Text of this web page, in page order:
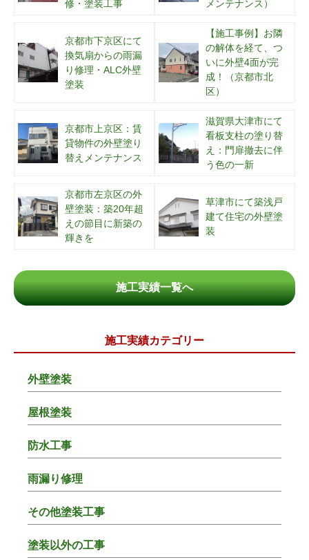
修・塗装工事 メンテナンス）
京都市下京区にて
換気扇からの雨漏
り修理・ALC外壁
塗装
【施工事例】お隣
の解体を経て、つ
いに外壁4面が完
成！（京都市北
区）
京都市上京区：賃
貸物件の外壁塗り
替えメンテナンス
滋賀県大津市にて
看板支柱の塗り替
え：門扉撤去に伴
う色の一新
京都市左京区の外
壁塗装：築20年超
えの節目に新築の
輝きを
草津市にて築浅戸
建て住宅の外壁塗
装
施工実績一覧へ
施工実績カテゴリー
外壁塗装
屋根塗装
防水工事
雨漏り修理
その他塗装工事
塗装以外の工事